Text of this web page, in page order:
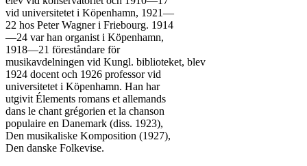
vid universitetet i Köpenhamn, 1921—
22 hos Peter Wagner i Friebourg. 1914
—24 var han organist i Köpenhamn,
1918—21 föreståndare för
musikavdelningen vid Kungl. biblioteket, blev
1924 docent och 1926 professor vid
universitetet i Köpenhamn. Han har
utgivit Élements romans et allemands
dans le chant grégorien et la chanson
populaire en Danemark (diss. 1923),
Den musikaliske Komposition (1927),
Den danske Folkevise.